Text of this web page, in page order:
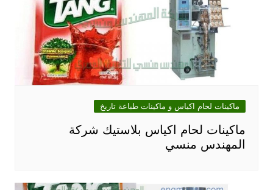
ماكينات لحام اكياس و ماكينات طباعة تاريخ
ماكينات لحام اكياس بلاستيك شركة
المهندس منسي